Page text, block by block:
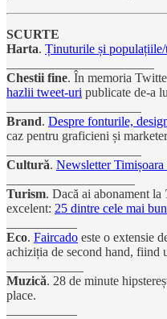
SCURTE
Harta. Ținuturile și
Chestii fine. În memoria
hazlii tweet-uri publicate de-a
Brand. Despre fonturile,
caz pentru graficieni și
Cultură. Newsletter Timișoara
Turism. Dacă ai abonament la
excelent: 25 dintre cele mai
Eco. Faircado este o extensie
achiziția de second hand, fiind
Muzică. 28 de minute
place.